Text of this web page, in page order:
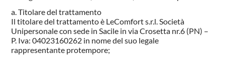
Titolare del trattamento
Il titolare del trattamento è LeComfort s.r.l. Società
Unipersonale con sede in Sacile in via Crosetta nr.6 (PN) –
P. Iva: 04023160262 in nome del suo legale
rappresentante protempore;